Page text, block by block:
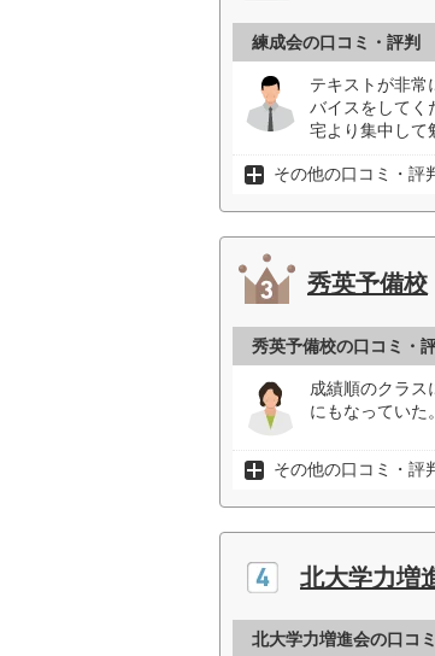
練成会の口コミ・評判
テキストが非常
バイスをしてく
宅より集中して
その他の口コミ・評
秀英予備校
秀英予備校の口コミ・
成績順のクラス
にもなっていた
その他の口コミ・評
北大学力増
北大学力増進会の口コ